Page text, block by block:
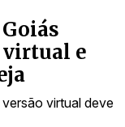
virtual e
virtual deve